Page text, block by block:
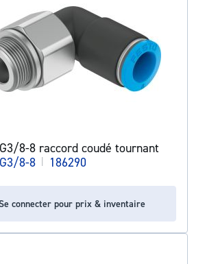
8-8 raccord coudé tournant
8-8 | 186290
connecter pour prix & inventaire